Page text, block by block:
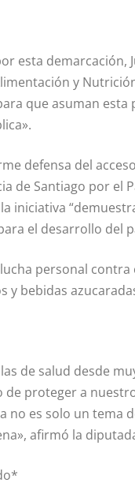
esta demarcación,
y
que asuman
defensa del
de Santiago por el
iniciativa
el desarrollo del
personal
bebidas
de salud desde
de proteger a
no es solo un tema
afirmó la